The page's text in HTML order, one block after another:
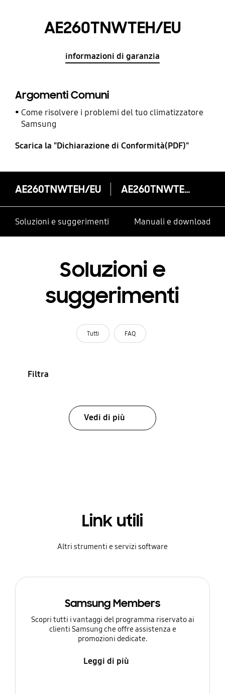
AE260TNWTEH/EU
informazioni di garanzia
Argomenti Comuni
Come risolvere i problemi del tuo climatizzatore
Samsung
Scarica la "Dichiarazione di Conformità(PDF)"
AE260TNWTEH/EU AE260TNWTEH/EU
Soluzioni e suggerimenti Manuali e download
Soluzioni e
suggerimenti
Tutti FAQ
Filtra
Vedi di più
Link utili
Altri strumenti e servizi software
Samsung Members
Scopri tutti i vantaggi del programma riservato ai
clienti Samsung che offre assistenza e
promozioni dedicate.
Leggi di più